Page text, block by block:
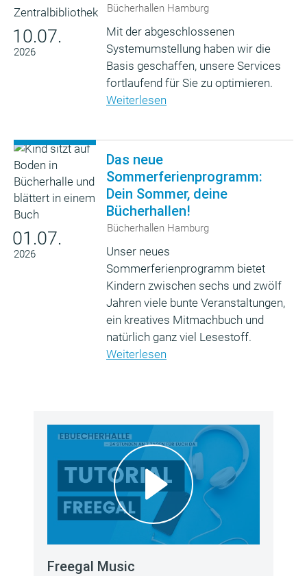
10.07.
2026
Bücherhallen Hamburg
Mit der abgeschlossenen
Systemumstellung haben wir die
Basis geschaffen, unsere Services
fortlaufend für Sie zu optimieren.
Weiterlesen
01.07.
2026
Das neue
Sommerferienprogramm:
Dein Sommer, deine
Bücherhallen!
Bücherhallen Hamburg
Unser neues
Sommerferienprogramm bietet
Kindern zwischen sechs und zwölf
Jahren viele bunte Veranstaltungen,
ein kreatives Mitmachbuch und
natürlich ganz viel Lesestoff.
Weiterlesen
Freegal Music